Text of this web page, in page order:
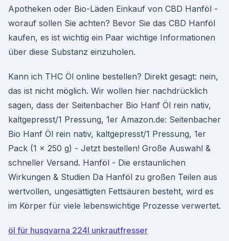
Apotheken oder Bio-Läden Einkauf von CBD Hanföl -
worauf sollen Sie achten? Bevor Sie das CBD Hanföl
kaufen, es ist wichtig ein Paar wichtige Informationen
über diese Substanz einzuholen.
Kann ich THC Öl online bestellen? Direkt gesagt: nein,
das ist nicht möglich. Wir wollen hier nachdrücklich
sagen, dass der Seitenbacher Bio Hanf Öl rein nativ,
kaltgepresst/1 Pressung, 1er Amazon.de: Seitenbacher
Bio Hanf Öl rein nativ, kaltgepresst/1 Pressung, 1er
Pack (1 x 250 g) - Jetzt bestellen! Große Auswahl &
schneller Versand. Hanföl - Die erstaunlichen
Wirkungen & Studien Da Hanföl zu großen Teilen aus
wertvollen, ungesättigten Fettsäuren besteht, wird es
im Körper für viele lebenswichtige Prozesse verwertet.
öl für husqvarna 224l unkrautfresser